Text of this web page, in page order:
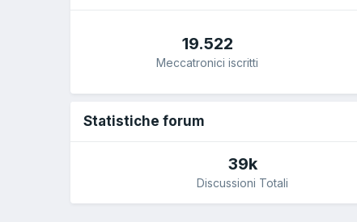
19.522
Meccatronici iscritti
Statistiche forum
39k
Discussioni Totali